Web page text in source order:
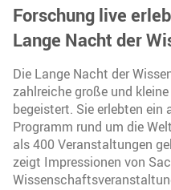
Forschung live
Lange Nacht der
Die Lange Nacht der
zahlreiche große und
begeistert. Sie erlebten ein
Programm rund um die
als 400 Veranstaltungen
zeigt Impressionen von